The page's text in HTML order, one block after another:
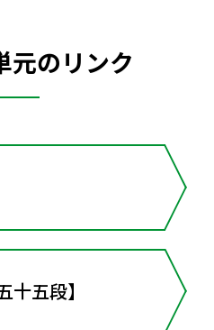
元のリンク
十五段】